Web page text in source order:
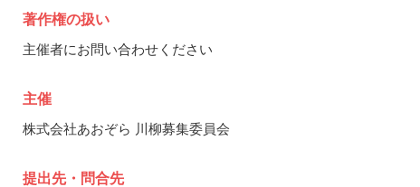
著作権の扱い
主催者にお問い合わせください
主催
株式会社あおぞら 川柳募集委員会
提出先・問合先